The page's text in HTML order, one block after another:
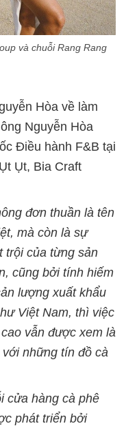
và chuỗi Rang Rang
Hòa về làm
Nguyễn Hòa
Điều hành F&B tại
Ụt, Bia Craft
đơn thuần là tên
mà còn là sự
trội của từng sản
cũng bởi tính hiếm
lượng xuất khẩu
Việt Nam, thì việc
vẫn được xem là
những tín đồ cà
cửa hàng cà phê
phát triển bởi